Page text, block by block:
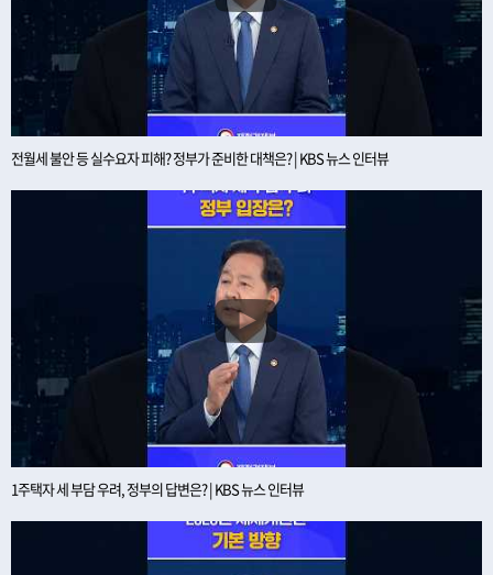
전월세 불안 등 실수요자 피해? 정부가 준비한 대책은? | KBS 뉴스 인터뷰
1주택자 세 부담 우려, 정부의 답변은? | KBS 뉴스 인터뷰